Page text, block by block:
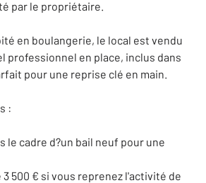
par le propriétaire.
en boulangerie, le local est vendu
professionnel en place, inclus dans
pour une reprise clé en main.
:
le cadre d?un bail neuf pour une
500 € si vous reprenez l'activité de